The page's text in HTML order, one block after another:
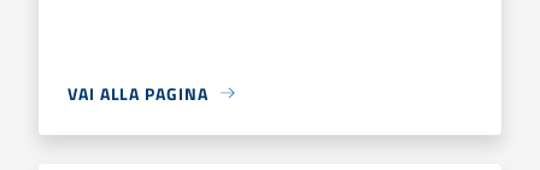
VAI ALLA PAGINA